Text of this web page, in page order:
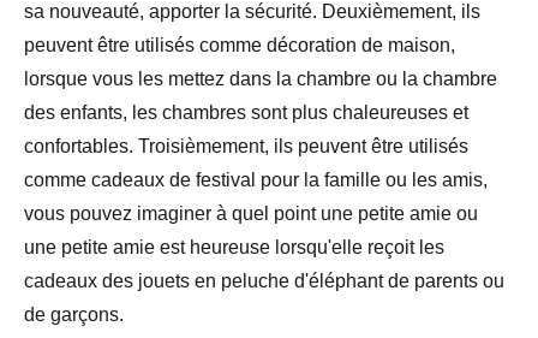
sa nouveauté, apporter la sécurité. Deuxièmement, ils
peuvent être utilisés comme décoration de maison,
lorsque vous les mettez dans la chambre ou la chambre
des enfants, les chambres sont plus chaleureuses et
confortables. Troisièmement, ils peuvent être utilisés
comme cadeaux de festival pour la famille ou les amis,
vous pouvez imaginer à quel point une petite amie ou
une petite amie est heureuse lorsqu'elle reçoit les
cadeaux des jouets en peluche d'éléphant de parents ou
de garçons.